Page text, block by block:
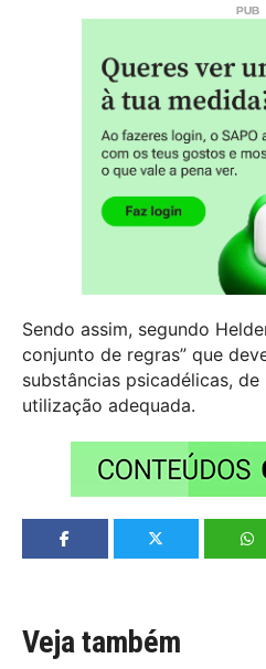
Sendo assim, segundo
conjunto de regras” que
substâncias psicadélicas,
utilização adequada.
Veja também